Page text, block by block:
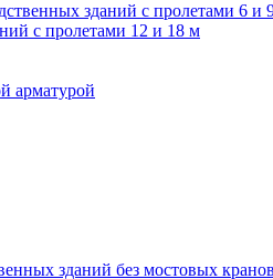
зданий с пролетами 6
с пролетами 12 и 18 м
арматурой
зданий без мостовых кранов